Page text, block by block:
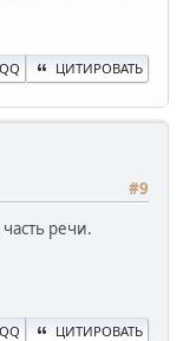
QQ ЦИТИРОВАТЬ
#9
речи.
QQ ЦИТИРОВАТЬ